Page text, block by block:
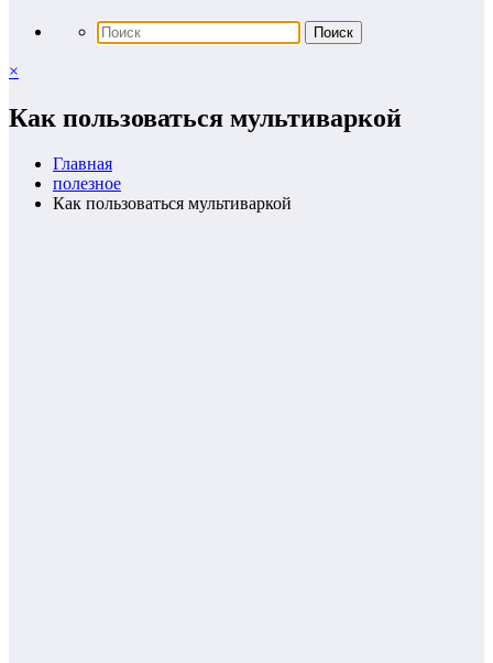
×
Как пользоваться мультиваркой
Главная
полезное
Как пользоваться мультиваркой